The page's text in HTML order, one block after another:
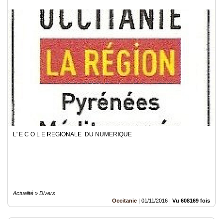
L' E C O L E REGIONALE DU NUMERIQUE
Actualité » Divers
Occitanie | 01/11/2016 | Vu 608169 fois